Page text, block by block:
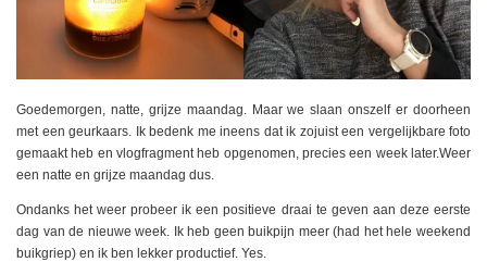
Goedemorgen, natte, grijze maandag. Maar we slaan onszelf er doorheen
met een geurkaars. Ik bedenk me ineens dat ik zojuist een vergelijkbare foto
gemaakt heb en vlogfragment heb opgenomen, precies een week later.Weer
een natte en grijze maandag dus.
Ondanks het weer probeer ik een positieve draai te geven aan deze eerste
dag van de nieuwe week. Ik heb geen buikpijn meer (had het hele weekend
buikgriep) en ik ben lekker productief. Yes.